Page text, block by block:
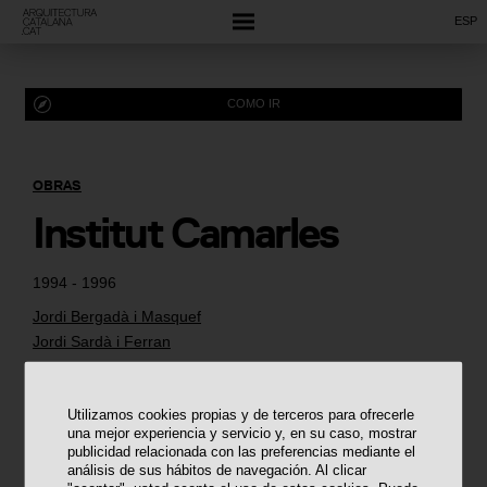
Utilizamos cookies propias y de terceros para ofrecerle
una mejor experiencia y servicio y, en su caso, mostrar
publicidad relacionada con las preferencias mediante el
análisis de sus hábitos de navegación. Al clicar
ESP
1994 - 1996
Jordi Bergadà i Masquef
Jordi Sardà i Ferran
OBRAS
Institut Camarles
COMO IR